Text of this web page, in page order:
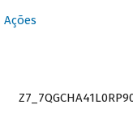
Ações